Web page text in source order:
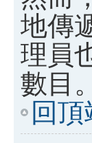
地傳
理員
數目。
回頂